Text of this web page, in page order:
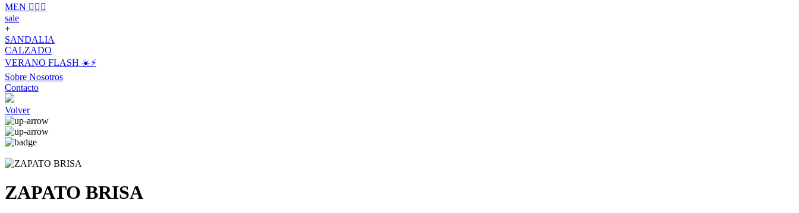
MEN 🙋🏽‍♂️
sale
+
SANDALIA
CALZADO
VERANO FLASH ☀️⚡️
Sobre Nosotros
Contacto
Volver
ZAPATO BRISA